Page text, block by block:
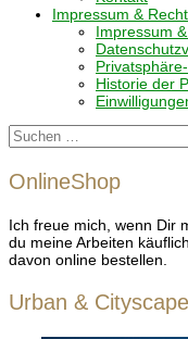
Impressum &
Impressum
Historie der
Suchen
nach:
OnlineShop
Ich freue mich, wenn Dir
du meine Arbeiten
davon online bestellen.
Urban & Cityscape